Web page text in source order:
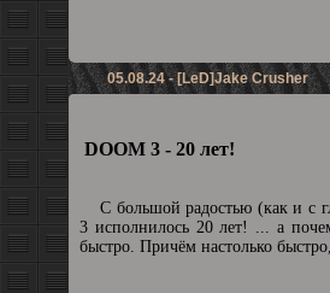
05.08.24 - [LeD]Jake Crusher
DOOM 3 - 20 лет!
С большой радостью (как и с
3 исполнилось 20 лет! ... а
быстро. Причём настолько